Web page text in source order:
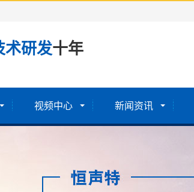
术研发十年
视频中心 新闻资讯